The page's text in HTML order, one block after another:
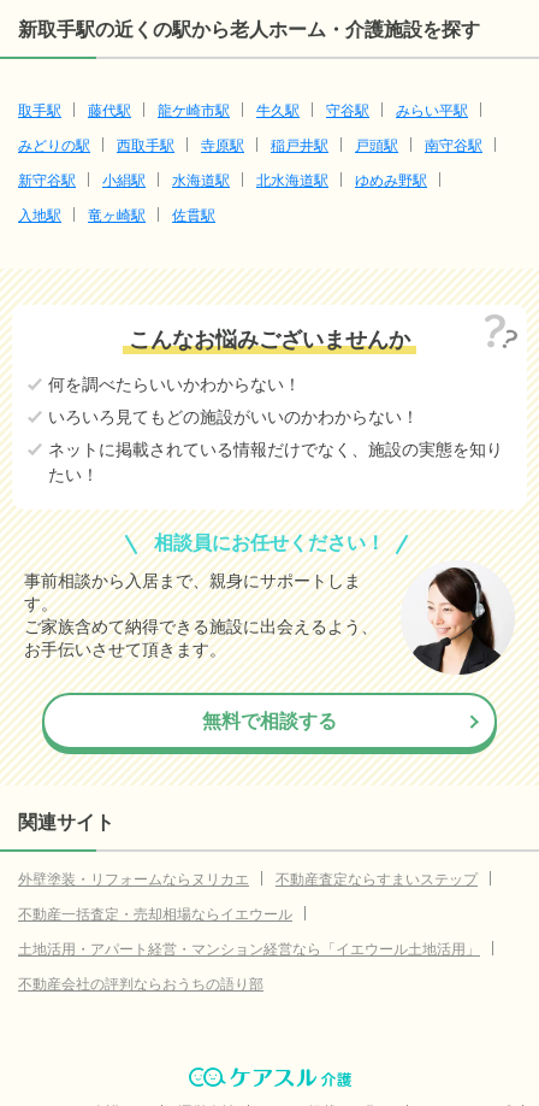
新取手駅の近くの駅から老人ホーム・介護施設を探す
取手駅 藤代駅 龍ケ崎市駅 牛久駅 守谷駅
みらい平駅
みどりの駅
西取手駅 寺原駅 稲戸井駅 戸頭駅
南守谷駅
新守谷駅
小絹駅 水海道駅 北水海道駅
ゆめみ野駅
入地駅
竜ヶ崎駅 佐貫駅
こんなお悩みございませんか
何を調べたらいいかわからない！
いろいろ見てもどの施設がいいのかわからない！
ネットに掲載されている情報だけでなく、施設の実態を知り
たい！
相談員にお任せください！
事前相談から入居まで、親身にサポートしま
す。
ご家族含めて納得できる施設に出会えるよう、
お手伝いさせて頂きます。
無料で相談する
関連サイト
外壁塗装・リフォームならヌリカエ
不動産査定ならすまいステップ
不動産一括査定・売却相場ならイエウール
土地活用・アパート経営・マンション経営なら「イエウール土地活用」
不動産会社の評判ならおうちの語り部